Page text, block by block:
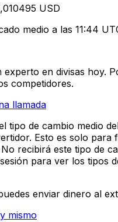
010495 USD
medio a las 11:44
experto en divisas hoy.
competidores.
llamada
tipo de cambio medio
Esto es solo para
recibirá este tipo de
para ver los tipos
enviar dinero al
mismo